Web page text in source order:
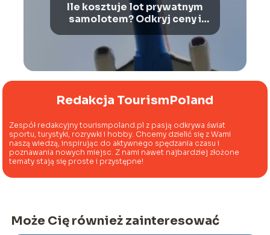
Ile kosztuje lot prywatnym
samolotem? Odkryj ceny i
korzyści
Redakcja TourismPoland
Zespół redakcyjny tourismpoland.pl z pasją odkrywa świat
sportu, turystyki, rozrywki i hobby. Chcemy dzielić się z Wami
naszą wiedzą, inspirując do aktywnego spędzania czasu i
poznawania nowych miejsc. Z nami nawet najbardziej złożone
tematy stają się proste i przystępne!
Może Cię również zainteresować